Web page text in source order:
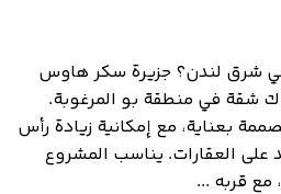
شرق لندن؟ جزيرة سكر هاوس
شقة في منطقة بو المرغوبة.
1200 شقة مصممة بعناية، مع إمكانية زيادة رأس
على العقارات. يناسب المشروع
مع قربه ...